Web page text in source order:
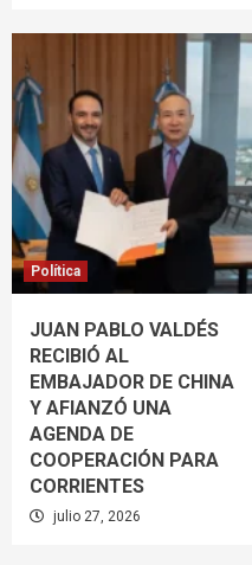
Política
JUAN PABLO VALDÉS
RECIBIÓ AL
EMBAJADOR DE CHINA
Y AFIANZÓ UNA
AGENDA DE
COOPERACIÓN PARA
CORRIENTES
julio 27, 2026